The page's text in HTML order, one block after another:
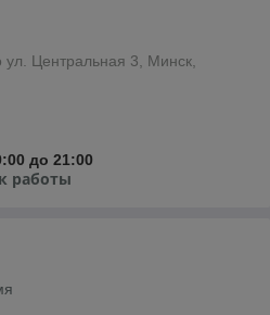
Центральная 3, Минск,
до 21:00
работы